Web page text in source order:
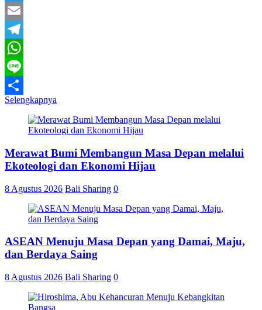
Twitter
Email
Telegram
WhatsApp
Line
Share
Selengkapnya
Merawat Bumi Membangun Masa Depan melalui
Ekoteologi dan Ekonomi Hijau
8 Agustus 2026 Bali Sharing 0
ASEAN Menuju Masa Depan yang Damai, Maju,
dan Berdaya Saing
8 Agustus 2026 Bali Sharing 0